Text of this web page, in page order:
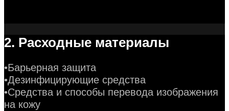
2. Расходные материалы
•Барьерная защита
•Дезинфицирующие средства
•Средства и способы перевода изображения
на кожу